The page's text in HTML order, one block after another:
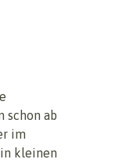
schon ab
im
kleinen